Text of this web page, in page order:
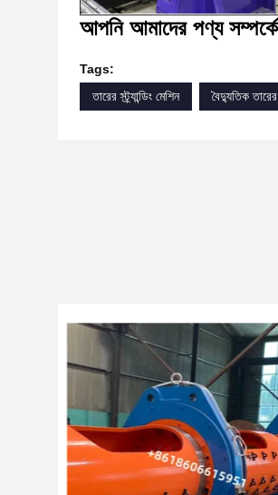
আপনি আমাদের পণ্য
Tags:
তারের স্ট্র্যান্ডিং মেশিন
বৈদ্যুতিক